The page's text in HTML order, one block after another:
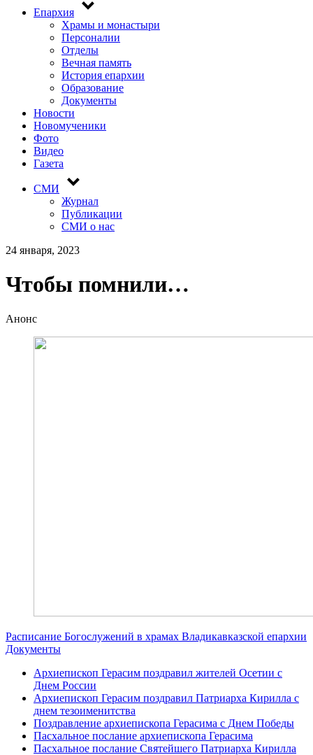
Епархия
Храмы и монастыри
Персоналии
Отделы
Вечная память
История епархии
Образование
Документы
Новости
Новомученики
Фото
Видео
Газета
СМИ
Журнал
Публикации
СМИ о нас
24 января, 2023
Чтобы помнили…
Анонс
Расписание Богослужений в храмах Владикавказской епархии
Документы
Архиепископ Герасим поздравил жителей Осетии с
Днем России
Архиепископ Герасим поздравил Патриарха Кирилла с
днем тезоименитства
Поздравление архиепископа Герасима с Днем Победы
Пасхальное послание архиепископа Герасима
Пасхальное послание Святейшего Патриарха Кирилла